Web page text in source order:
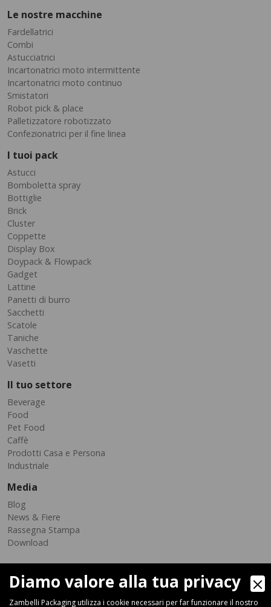
Le nostre macchine
Fardellatrici
Combi
Astucciatrici
Incartonatrici moto intermittente
Incartonatrici moto continuo
Smistatori
Robot pick & place
Palletizzatore robotizzato
Confezionatrici per il fine linea
I tuoi pack
Astucci
Bomboletta spray
Bottiglie
Brick
Cluster
Coppette
Display Box
Doypack & Flowpack
Gadget
Lattine
Panetti di burro
Sacchetti
Scatole
Taniche
Vaschette
Vasetti
Il tuo settore
Beverage
Food
Pet Food
Caffè
Prodotti Casa e Persona
Industriale
Media
Blog
News & Fiere
Rassegna Stampa
Download
Diamo valore alla tua privacy
Zambelli Packaging utilizza i cookie necessari per far funzionare il nostro